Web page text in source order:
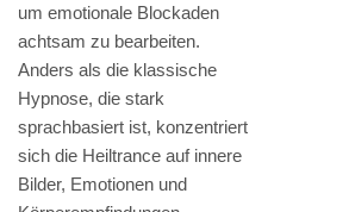
um emotionale Blockaden
achtsam zu bearbeiten.
Anders als die klassische
Hypnose, die stark
sprachbasiert ist, konzentriert
sich die Heiltrance auf innere
Bilder, Emotionen und